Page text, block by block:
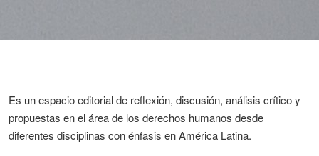
Es un espacio editorial de reflexión, discusión, análisis crítico y
propuestas en el área de los derechos humanos desde
diferentes disciplinas con énfasis en América Latina.